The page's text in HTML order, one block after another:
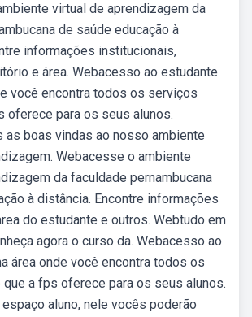
virtual de aprendizagem da
de saúde educação à
informações institucionais,
e área. Webacesso ao estudante
você encontra todos os serviços
oferece para os seus alunos.
as boas vindas ao nosso ambiente
Webacesse o ambiente
da faculdade pernambucana
à distância. Encontre informações
do estudante e outros. Webtudo em
agora o curso da. Webacesso ao
área onde você encontra todos os
a fps oferece para os seus alunos.
aluno, nele vocês poderão